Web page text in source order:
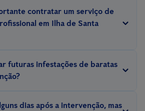
armadilhas, repelentes, inseticidas,
a espécie de barata e situação.
contratar um serviço de
em Ilha de Santa
conhece o comportamento e a biologia
futuras infestações de baratas
dias após a intervenção, mas